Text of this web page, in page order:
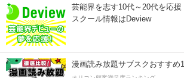
芸能界を志す10代～20代を応援
スクール情報はDeview
漫画読み放題サブスクおすすめ